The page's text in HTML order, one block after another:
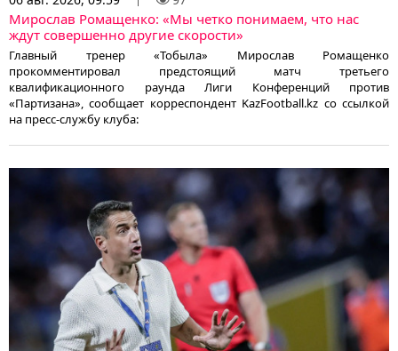
Мирослав Ромащенко: «Мы четко понимаем, что нас
ждут совершенно другие скорости»
Главный тренер «Тобыла» Мирослав Ромащенко
прокомментировал предстоящий матч третьего
квалификационного раунда Лиги Конференций против
«Партизана», сообщает корреспондент KazFootball.kz со ссылкой
на пресс-службу клуба: